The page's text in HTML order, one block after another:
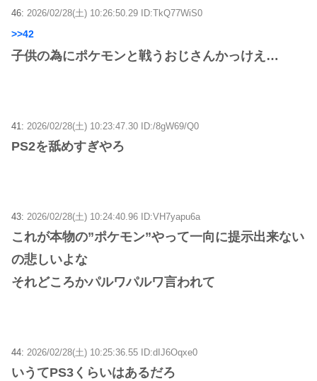
46: 2026/02/28(土) 10:26:50.29 ID:TkQ77WiS0
>>42
子供の為にポケモンと戦うおじさんかっけえ…
41: 2026/02/28(土) 10:23:47.30 ID:/8gW69/Q0
PS2を舐めすぎやろ
43: 2026/02/28(土) 10:24:40.96 ID:VH7yapu6a
これが本物の”ポケモン”やって一向に提示出来ない
の悲しいよな
それどころかパルワパルワ言われて
44: 2026/02/28(土) 10:25:36.55 ID:dIJ6Oqxe0
いうてPS3くらいはあるだろ